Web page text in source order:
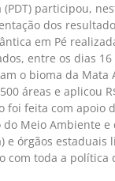
participou,
dos
em Pé
entre os dias
o bioma da Mata
áreas e aplicou
foi feita com apoio
Meio Ambiente e
e órgãos estaduais
com toda a política